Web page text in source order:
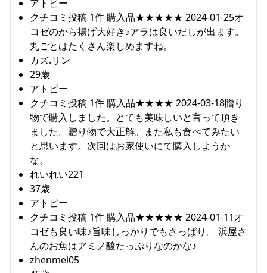
アトピー
クチコミ投稿 1件 購入品★★★★★ 2024-01-25オ
コゼのから揚げ大好き♪アラは良いだしが出ます。
丸ごとはたくさん楽しめますね。
カズ.リン
29歳
アトピー
クチコミ投稿 1件 購入品★★★★ 2024-03-18贈り
物で購入しました。とても美味しいと言って頂き
ました。贈り物で大正解。また私も食べてみたい
と思います。次回はお家使いにて購入しようか
な。
れいれい221
37歳
アトピー
クチコミ投稿 1件 購入品★★★★★ 2024-01-11オ
コゼも良い味♪旨味しっかりでもさっぱり。 浜屋さ
んのお魚はアミノ酸たっぷりなのかな♪
zhenmei05